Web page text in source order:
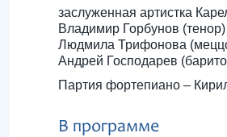
заслуженная артистка
Владимир Горбунов (тенор)
Людмила Трифонова
Андрей Господарев
Партия фортепиано –
В программе